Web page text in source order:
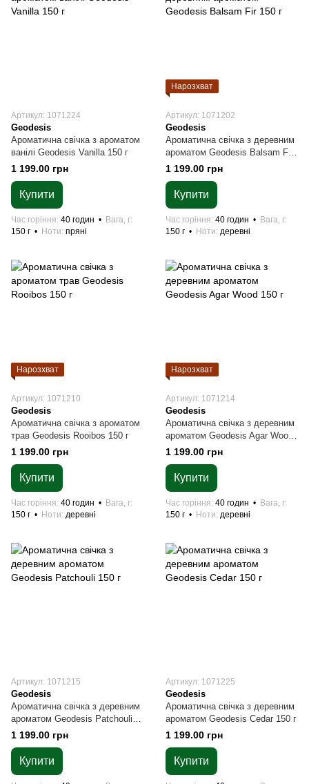
Артикул: 1071224
Geodesis
Ароматична свічка з ароматом
ванілі Geodesis Vanilla 150 г
1 199.00 грн
Купити
Час горіння 40 годин
Вага, г
150 г
Ноти пряні
Нарозхват
Артикул: 1071202
Geodesis
Ароматична свічка з деревним
ароматом Geodesis Balsam Fir
150 г
1 199.00 грн
Купити
Час горіння 40 годин
Вага, г
150 г
Ноти деревні
Нарозхват
Артикул: 1071210
Geodesis
Ароматична свічка з ароматом
трав Geodesis Rooibos 150 г
1 199.00 грн
Купити
Час горіння 40 годин
Вага, г
150 г
Ноти деревні
Нарозхват
Артикул: 1071214
Geodesis
Ароматична свічка з деревним
ароматом Geodesis Agar Wood
150 г
1 199.00 грн
Купити
Час горіння 40 годин
Вага, г
150 г
Ноти деревні
Артикул: 1071215
Geodesis
Ароматична свічка з деревним
ароматом Geodesis Patchouli
150 г
1 199.00 грн
Купити
Артикул: 1071225
Geodesis
Ароматична свічка з деревним
ароматом Geodesis Cedar 150 г
1 199.00 грн
Купити